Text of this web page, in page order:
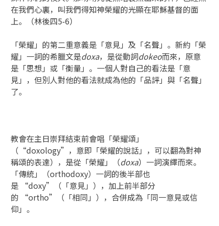
在我們心裏，叫我們得知神榮耀的光顯在耶穌基督的面
上。（林後四5-6）
「榮耀」的第二重意義是「意見」及「名聲」。新約「榮
耀」一詞的希臘文是doxa，是從動詞dokeo而來，原意
是「思想」或「衡量」。一個人對自己的看法是「意
見」，但別人對他的看法就成為他的「品評」與「名聲」
了。
教會在主日崇拜結束前會唱「榮耀頌」
（“doxology”，意即「榮耀的說話」，可以翻為對神
稱頌的表達），是從「榮耀」（doxa）一詞演繹而來。
「傳統」（orthodoxy）一詞的後半部也
是 “doxy”（「意見」），加上前半部分
的 “ortho”（「相同」），合併成為「同一意見或信
仰」。